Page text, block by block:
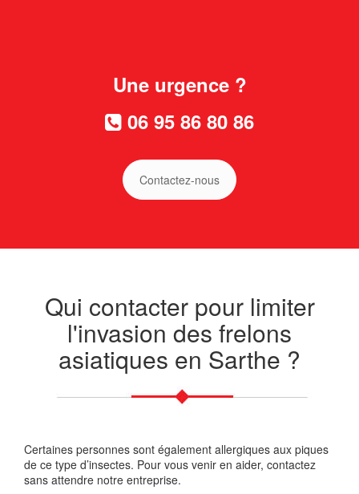
Une urgence ?
06 95 86 80 86
Contactez-nous
Qui contacter pour limiter
l'invasion des frelons
asiatiques en Sarthe ?
Certaines personnes sont également allergiques aux piques
de ce type d’insectes. Pour vous venir en aider, contactez
sans attendre notre entreprise.